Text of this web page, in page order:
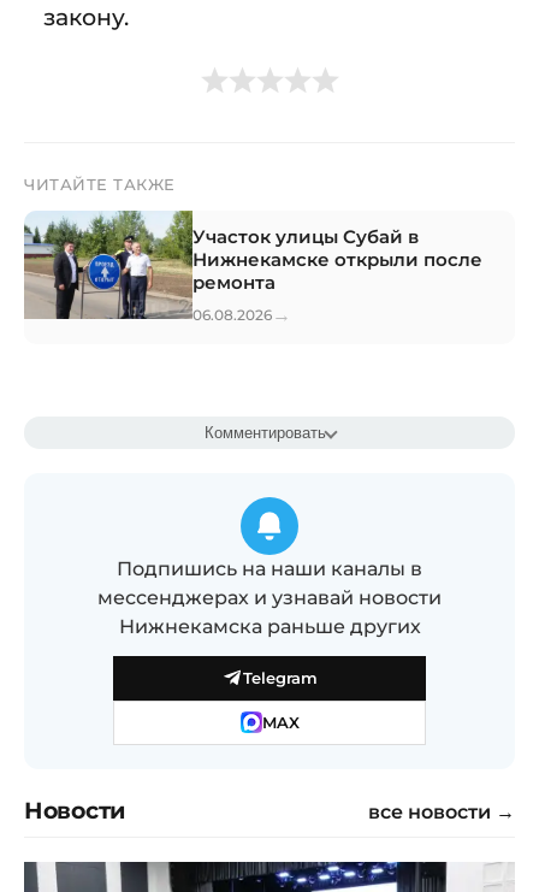
закону.
ЧИТАЙТЕ ТАКЖЕ
Участок улицы Субай в
Нижнекамске открыли после
ремонта
06.08.2026 →
Комментировать
Подпишись на наши каналы в
мессенджерах и узнавай новости
Нижнекамска раньше других
Telegram
MAX
Новости все новости →